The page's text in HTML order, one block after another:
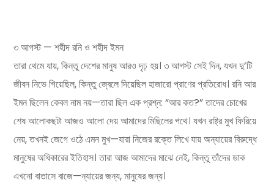
৩ আগস্ট — শহীদ রনি ও শহীদ ইমন
তারা থেমে যায়, কিন্তু দেশের মানুষ আরও দৃঢ় হয়। ৩ আগস্ট সেই দিন, যখন দু’টি
জীবন নিভে গিয়েছিল, কিন্তু জ্বেলে দিয়েছিল হাজারো প্রাণের প্রতিরোধ। রনি আর
ইমন ছিলেন কেবল নাম নয়—তারা ছিল এক প্রশ্ন: “আর কত?” তাদের চোখের
শেষ আলোকছটা আজও আলো দেয় আমাদের মিছিলের পথে। যখন রাষ্ট্র মুখ ফিরিয়ে
নেয়, তখনই জেগে ওঠে এমন মুখ—যারা নিজের রক্তে লিখে যায় অন্যায়ের বিরুদ্ধে
মানুষের অধিকারের ইতিহাস। তারা আজ আমাদের মাঝে নেই, কিন্তু তাঁদের ডাক
এখনো বাতাসে বাজে—ন্যায়ের জন্য, মানুষের জন্য।